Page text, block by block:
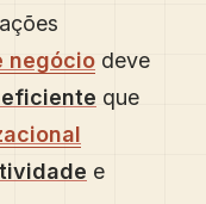
negócio deve
que
e